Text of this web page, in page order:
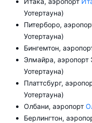
Уотертауна)
Питерборо, аэропорт Peterborough (186 км
Уотертауна)
Элмайра, аэропорт Элмайра Корнинг (215 км до
Уотертауна)
Платтсбург, аэропорт Платтсбург (217
Уотертауна)
Олбани, аэропорт
Берлингтон,